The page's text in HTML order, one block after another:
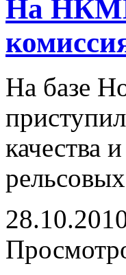
На НКМК
На базе
качества